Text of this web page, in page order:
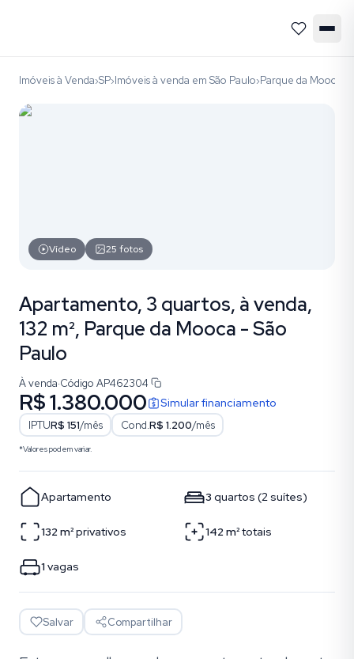
Imóveis à Venda›SP›Imóveis à venda em São Paulo›Parque da Mooca
Vídeo 25 fotos
Apartamento, 3 quartos, à venda,
132 m², Parque da Mooca - São
Paulo
À venda·Código AP462304
R$ 1.380.000 Simular financiamento
IPTUR$ 151/mês Cond.R$ 1.200/mês
*Valores podem variar.
Apartamento 3 quartos (2suítes)
132 m²privativos 142 m²totais
1 vagas
Salvar Compartilhar